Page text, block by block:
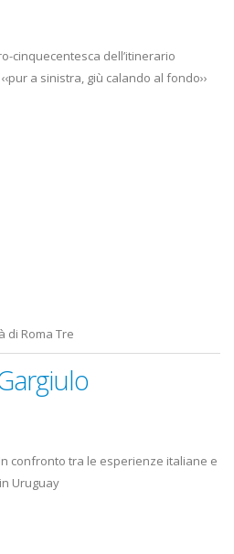
cinquecentesca dell’itinerario
a sinistra, giù calando al fondo››
di Roma Tre
confronto tra le esperienze italiane e
Uruguay